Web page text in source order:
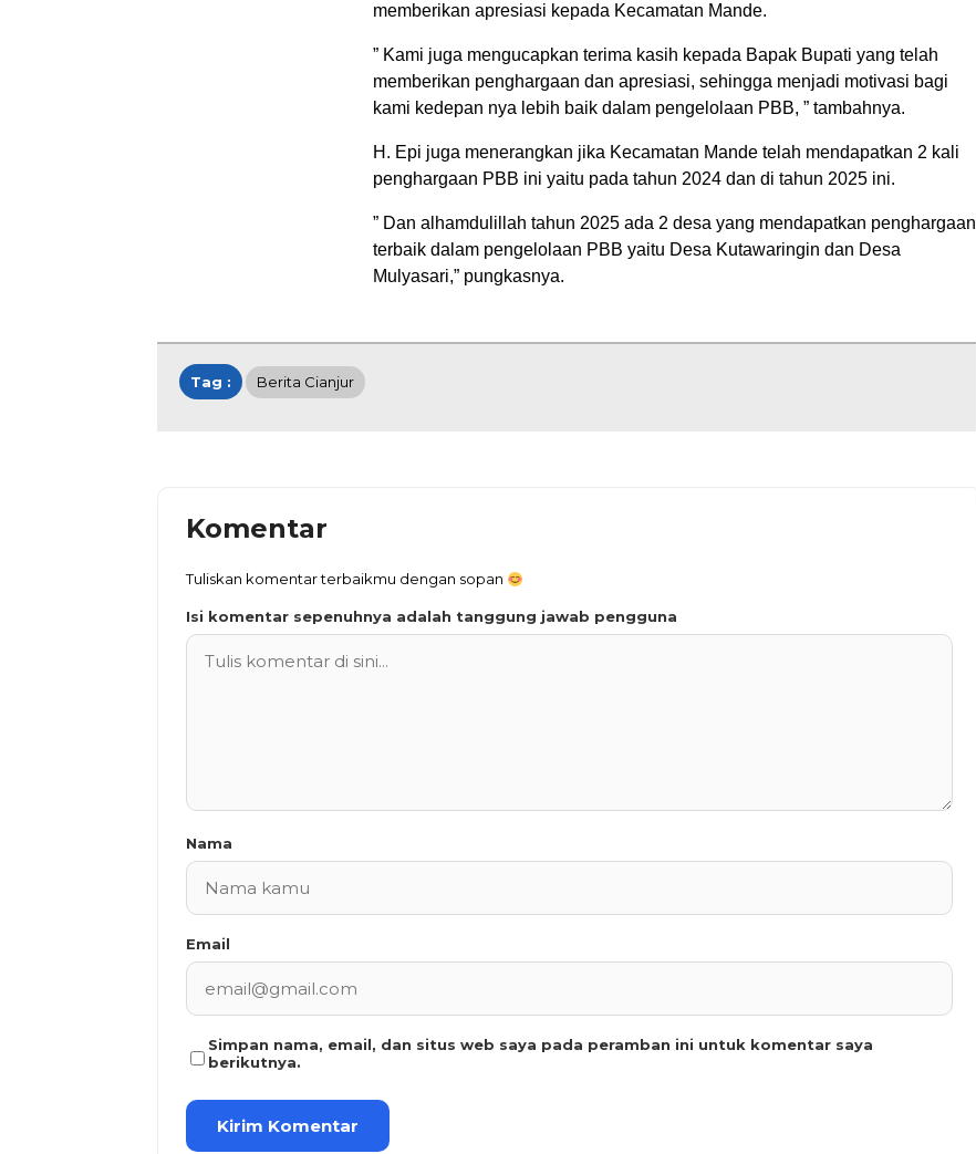
memberikan apresiasi kepada Kecamatan Mande.
” Kami juga mengucapkan terima kasih kepada Bapak Bupati yang telah
memberikan penghargaan dan apresiasi, sehingga menjadi motivasi bagi
kami kedepan nya lebih baik dalam pengelolaan PBB, ” tambahnya.
H. Epi juga menerangkan jika Kecamatan Mande telah mendapatkan 2 kali
penghargaan PBB ini yaitu pada tahun 2024 dan di tahun 2025 ini.
” Dan alhamdulillah tahun 2025 ada 2 desa yang mendapatkan penghargaan
terbaik dalam pengelolaan PBB yaitu Desa Kutawaringin dan Desa
Mulyasari,” pungkasnya.
Tag : Berita Cianjur
Komentar
Tuliskan komentar terbaikmu dengan sopan
Isi komentar sepenuhnya adalah tanggung jawab pengguna
Nama
Email
Simpan nama, email, dan situs web saya pada peramban ini untuk komentar saya
berikutnya.